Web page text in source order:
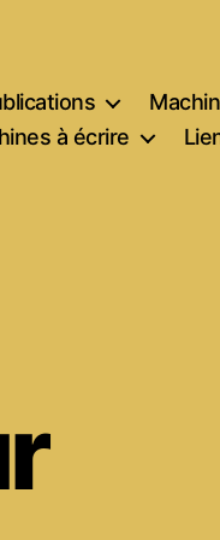
à écrire